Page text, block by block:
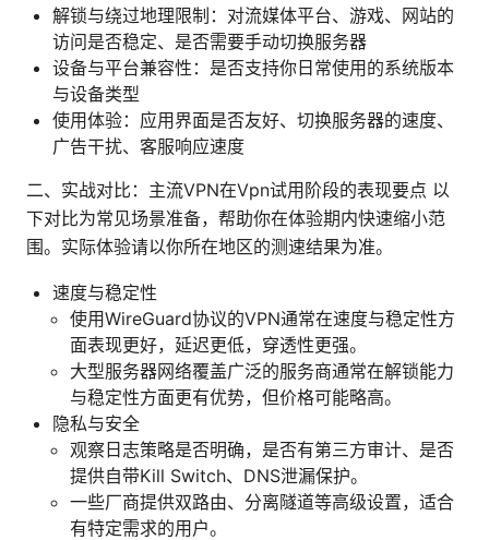
解锁与绕过地理限制：对流媒体平台、游戏、网站的
访问是否稳定、是否需要手动切换服务器
设备与平台兼容性：是否支持你日常使用的系统版本
与设备类型
使用体验：应用界面是否友好、切换服务器的速度、
广告干扰、客服响应速度
二、实战对比：主流VPN在Vpn试用阶段的表现要点 以
下对比为常见场景准备，帮助你在体验期内快速缩小范
围。实际体验请以你所在地区的测速结果为准。
速度与稳定性
使用WireGuard协议的VPN通常在速度与稳定性方
面表现更好，延迟更低，穿透性更强。
大型服务器网络覆盖广泛的服务商通常在解锁能力
与稳定性方面更有优势，但价格可能略高。
隐私与安全
观察日志策略是否明确，是否有第三方审计、是否
提供自带Kill Switch、DNS泄漏保护。
一些厂商提供双路由、分离隧道等高级设置，适合
有特定需求的用户。